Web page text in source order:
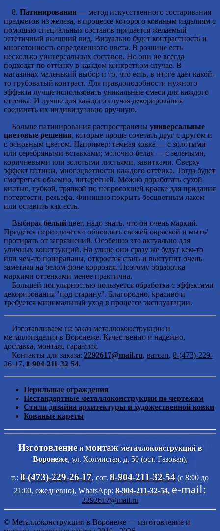
8. Патинирования — метод искусственного состаривания
предметов из железа, в процессе которого кованым изделиям с
помощью специальных составов придается желаемый
эстетичный внешний вид. Визуально будет контрастность и
многотонность определенного цвета. В рознице есть
несколько универсальных составов. Но они не всегда
подходят по оттенку в каждом конкретном случае. В
магазинах маленький выбор и то, что есть, в итоге дает какой-
то грубоватый контраст. Для правдоподобности нужного
эффекта лучше использовать уникальные смеси для каждого
оттенка. И лучше для каждого случая декорирования
соединять их индивидуально вручную.
Больше патинирования распространены универсальные
цветовые решения, которые проще сочетать друг с другом и
с основным цветом. Например: темная ковка — с золотыми
или серебряными вставками; молочно-белая — с зелеными,
коричневыми или золотыми листьями, завитками. Сверху
эффект патины, многоцветности каждого оттенка. Тогда будет
смотреться объемно, интересней. Можно доработать сухой
кистью, губкой, тряпкой по непросохшей краске для придания
потертости, рельефа. Финишно покрыть бесцветным лаком
или оставить как есть.
Выбирая белый цвет, надо знать, что он очень маркий.
Придется периодически обновлять свежей окраской и мыть/
протирать от загрязнений. Особенно это актуально для
уличных конструкций. На улице они сразу же будут кем-то
или чем-то поцарапаны, откроется сталь и выступит очень
заметная на белом фоне коррозия. Поэтому обработка
маркими оттенками менее практична.
Большей популярностью пользуется обработка с эффектами
декорирования "под старину". Благородно, красиво и
требуется минимальный уход в процессе эксплуатации.
Изготавливаем на заказ металлоконструкции и
металлоизделия в Воронеже. Качественно и надежно,
доставка, монтаж, гарантия.
Контакты для заказа: 2292617@mail.ru, ватсап, 8-(473)-229-
26-17, 8-904-211-32-54.
Перильные ограждения
Нестандартные металлоконструкции по чертежам
Стили дизайна архитектуры и художественной ковки
Кованые кареты
Изготовлениеимонтажметаллоконструкций в
Воронеже, ул. Холмистая, д. 50 (ост. Газовая),
т.: 8-(473)-229-26-17, сот. 8-904-211-32-54(с 8:00 до
21:00, ежедневно), WhatsApp: 8-904-211-32-54, e-mail:
2292617@mail.ru
© Металлоконструкции в Воронеже — изготовление и